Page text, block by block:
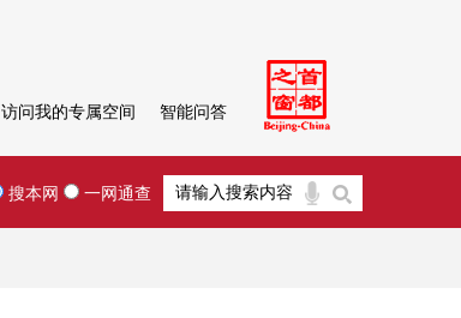
访问我的专属空间 智能问答
搜本网 一网通查